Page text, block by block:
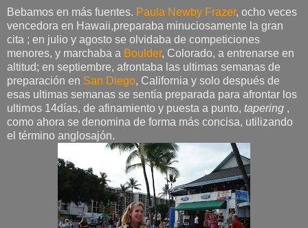
Bebamos en más fuentes. Paula Newby Frazer, ocho veces
vencedora en Hawaii,preparaba minuciosamente la gran
cita ; en julio y agosto se olvidaba de competiciones
menores, y marchaba a Boulder, Colorado, a entrenarse en
altitud; en septiembre, afrontaba las ultimas semanas de
preparación en San Diego, California y solo después de
esas ultimas semanas se sentía preparada para afrontar los
ultimos 14días, de afinamiento y puesta a punto, tapering ,
como ahora se denomina de forma más concisa, utilizando
el término anglosajón.